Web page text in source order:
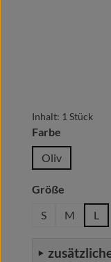
Inhalt: 1 Stück
Farbe
Oliv
Größe
S
M L